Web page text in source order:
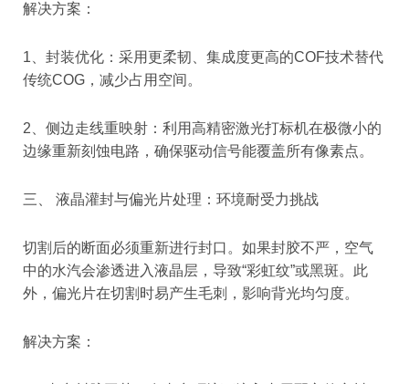
解决方案：
1、封装优化：采用更柔韧、集成度更高的COF技术替代
传统COG，减少占用空间。
2、侧边走线重映射：利用高精密激光打标机在极微小的
边缘重新刻蚀电路，确保驱动信号能覆盖所有像素点。
三、 液晶灌封与偏光片处理：环境耐受力挑战
切割后的断面必须重新进行封口。如果封胶不严，空气
中的水汽会渗透进入液晶层，导致“彩虹纹”或黑斑。此
外，偏光片在切割时易产生毛刺，影响背光均匀度。
解决方案：